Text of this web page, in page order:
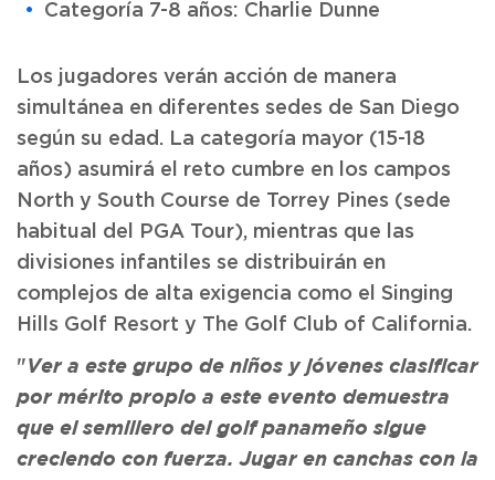
Categoría 7-8 años: Charlie Dunne
Los jugadores verán acción de manera
simultánea en diferentes sedes de San Diego
según su edad. La categoría mayor (15-18
años) asumirá el reto cumbre en los campos
North y South Course de Torrey Pines (sede
habitual del PGA Tour), mientras que las
divisiones infantiles se distribuirán en
complejos de alta exigencia como el Singing
Hills Golf Resort y The Golf Club of California.
"Ver a este grupo de niños y jóvenes clasificar
por mérito propio a este evento demuestra
que el semillero del golf panameño sigue
creciendo con fuerza. Jugar en canchas con la